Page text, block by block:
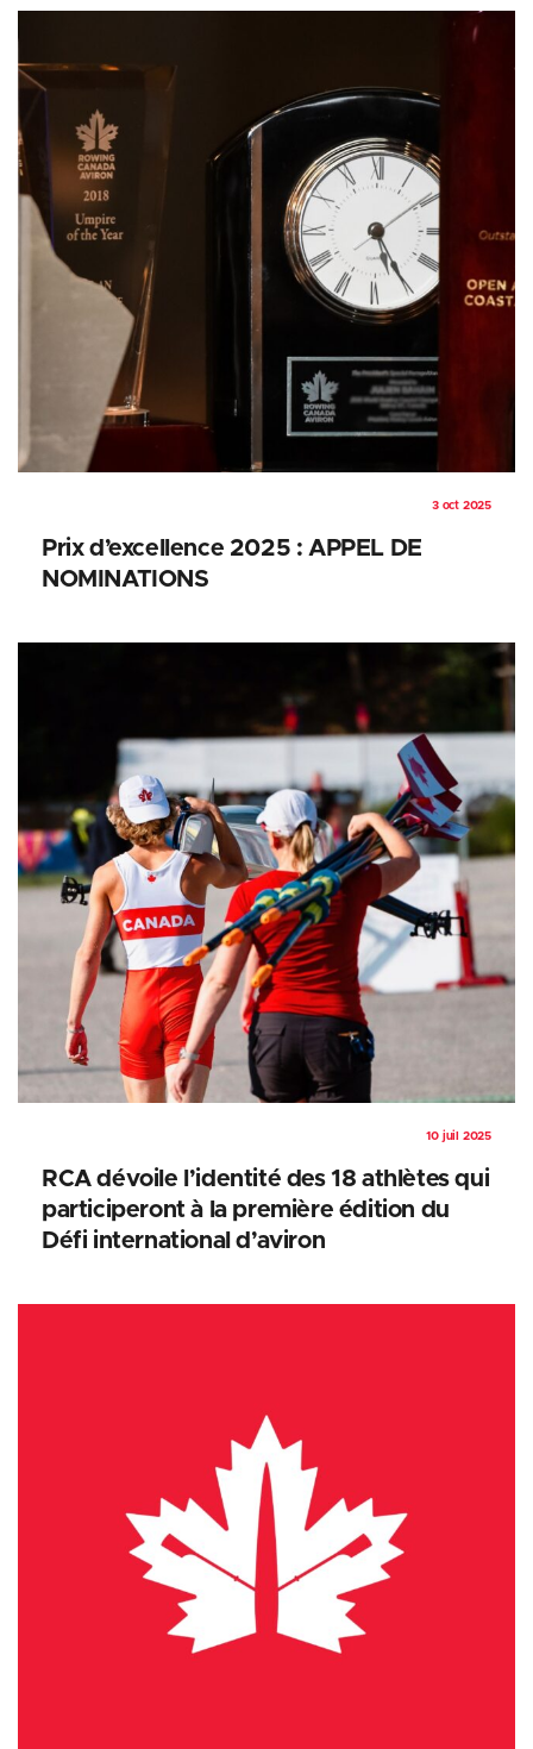
3 oct 2025
Prix d’excellence 2025 : APPEL DE
NOMINATIONS
10 juil 2025
RCA dévoile l’identité des 18 athlètes qui
participeront à la première édition du
Défi international d’aviron